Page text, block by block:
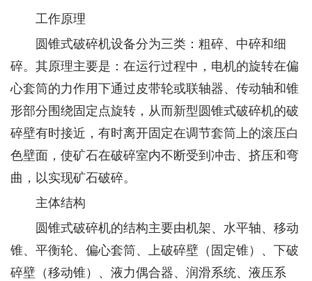
工作原理
圆锥式破碎机设备分为三类：粗碎、中碎和细
碎。其原理主要是：在运行过程中，电机的旋转在偏
心套筒的力作用下通过皮带轮或联轴器、传动轴和锥
形部分围绕固定点旋转，从而新型圆锥式破碎机的破
碎壁有时接近，有时离开固定在调节套筒上的滚压白
色壁面，使矿石在破碎室内不断受到冲击、挤压和弯
曲，以实现矿石破碎。
主体结构
圆锥式破碎机的结构主要由机架、水平轴、移动
锥、平衡轮、偏心套筒、上破碎壁（固定锥）、下破
碎壁（移动锥）、液力偶合器、润滑系统、液压系